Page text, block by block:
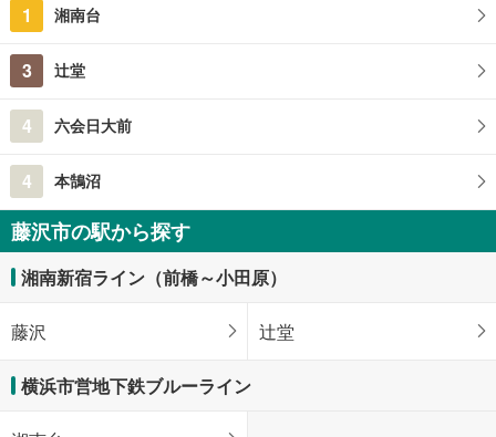
1 湘南台
3 辻堂
4 六会日大前
4 本鵠沼
藤沢市の駅から探す
湘南新宿ライン（前橋～小田原）
藤沢 辻堂
横浜市営地下鉄ブルーライン